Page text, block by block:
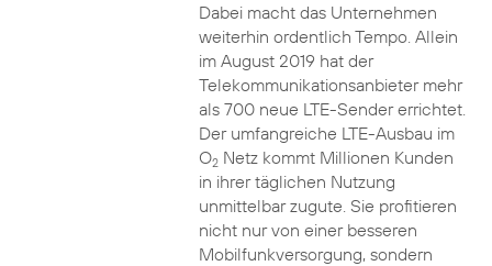
Dabei macht das Unternehmen
weiterhin ordentlich Tempo. Allein
im August 2019 hat der
Telekommunikationsanbieter mehr
als 700 neue LTE-Sender errichtet.
Der umfangreiche LTE-Ausbau im
O2Netz kommt Millionen Kunden
in ihrer täglichen Nutzung
unmittelbar zugute. Sie profitieren
nicht nur von einer besseren
Mobilfunkversorgung, sondern